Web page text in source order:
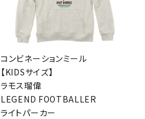
コンビネーションミール
【KIDSサイズ】
ラモス瑠偉
LEGEND FOOTBALLER
ライトパーカー